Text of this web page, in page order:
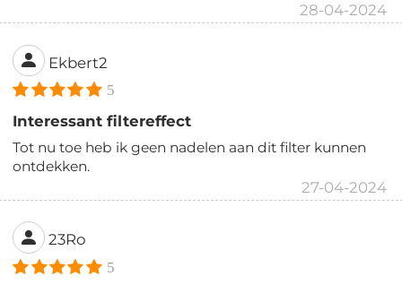
28-04-2024
Ekbert2
5
Interessant filtereffect
Tot nu toe heb ik geen nadelen aan dit filter kunnen
ontdekken.
27-04-2024
23Ro
5